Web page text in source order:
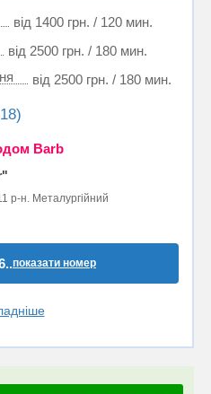
від 1400 грн. / 120 мин.
від 2500 грн. / 180 мин.
від 2500 грн. / 180 мин.
Barb
р-н. Металургійний
показати номер